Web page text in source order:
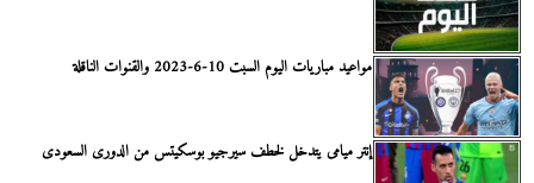
مواعيد مباريات اليوم السبت 10-6-2023 والقنوات الناقلة
إنتر ميامى يتدخل لخطف سيرجيو بوسكيتس من الدورى السعودى